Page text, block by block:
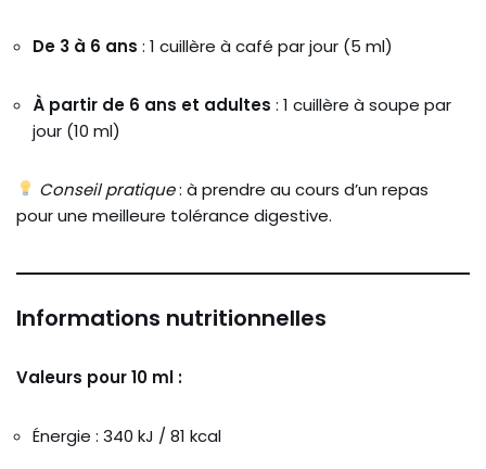
De 3 à 6 ans : 1 cuillère à café par jour (5 ml)
À partir de 6 ans et adultes : 1 cuillère à soupe par
jour (10 ml)
Conseil pratique: à prendre au cours d’un repas
pour une meilleure tolérance digestive.
Informations nutritionnelles
Valeurs pour 10 ml :
Énergie : 340 kJ / 81 kcal